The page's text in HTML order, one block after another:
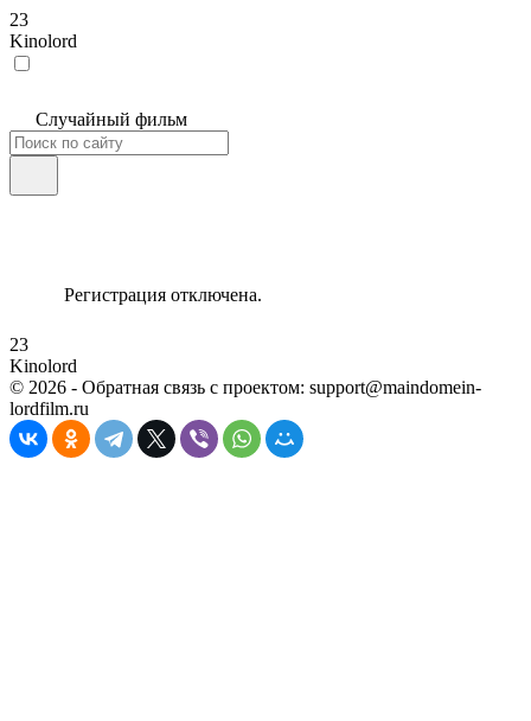
23
Kinolord
Случайный фильм
Регистрация отключена.
23
Kinolord
© 2026 - Обратная связь с проектом: support@maindomein-
lordfilm.ru